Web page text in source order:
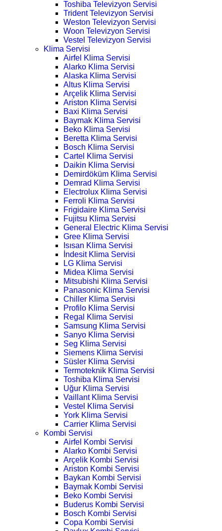
Toshiba Televizyon Servisi
Trident Televizyon Servisi
Weston Televizyon Servisi
Woon Televizyon Servisi
Vestel Televizyon Servisi
Klima Servisi
Airfel Klima Servisi
Alarko Klima Servisi
Alaska Klima Servisi
Altus Klima Servisi
Arçelik Klima Servisi
Ariston Klima Servisi
Baxi Klima Servisi
Baymak Klima Servisi
Beko Klima Servisi
Beretta Klima Servisi
Bosch Klima Servisi
Cartel Klima Servisi
Daikin Klima Servisi
Demirdöküm Klima Servisi
Demrad Klima Servisi
Electrolux Klima Servisi
Ferroli Klima Servisi
Frigidaire Klima Servisi
Fujitsu Klima Servisi
General Electric Klima Servisi
Gree Klima Servisi
Isısan Klima Servisi
İndesit Klima Servisi
LG Klima Servisi
Midea Klima Servisi
Mitsubishi Klima Servisi
Panasonic Klima Servisi
Chiller Klima Servisi
Profilo Klima Servisi
Regal Klima Servisi
Samsung Klima Servisi
Sanyo Klima Servisi
Seg Klima Servisi
Siemens Klima Servisi
Süsler Klima Servisi
Termoteknik Klima Servisi
Toshiba Klima Servisi
Uğur Klima Servisi
Vaillant Klima Servisi
Vestel Klima Servisi
York Klima Servisi
Carrier Klima Servisi
Kombi Servisi
Airfel Kombi Servisi
Alarko Kombi Servisi
Arçelik Kombi Servisi
Ariston Kombi Servisi
Baykan Kombi Servisi
Baymak Kombi Servisi
Beko Kombi Servisi
Buderus Kombi Servisi
Bosch Kombi Servisi
Copa Kombi Servisi